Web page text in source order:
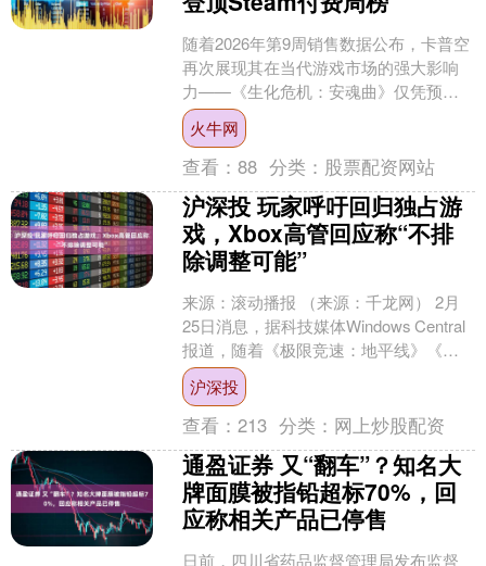
随着2026年第9周销售数据公布，卡普空
再次展现其在当代游戏市场的强大影响
力——《生化危机：安魂曲》仅凭预购
阶段便成功登顶Steam付费周销量榜（不
含免费游戏收....
火牛网
查看：88 分类： 股票配资网站
沪深投 玩家呼吁回归独占游
戏，Xbox高管回应称“不排
除调整可能”
来源：滚动播报 （来源：千龙网） 2月
25日消息，据科技媒体Windows Central
报道，随着《极限竞速：地平线》《神
鬼寓言》《战争机器》乃至核心
IP《光....
沪深投
查看：213 分类： 网上炒股配资
通盈证券 又“翻车”？知名大
牌面膜被指铅超标70%，回
应称相关产品已停售
日前，四川省药品监督管理局发布监督